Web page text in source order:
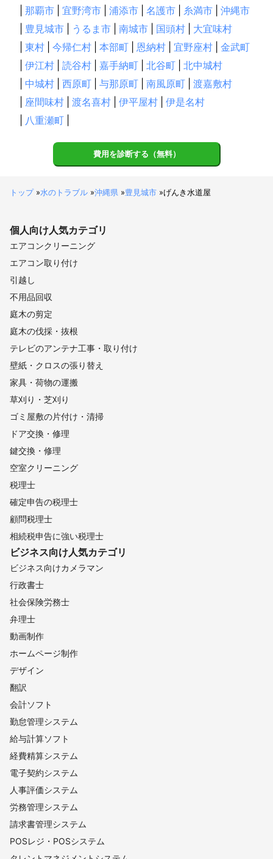
那覇市 宜野湾市 浦添市 名護市 糸満市
沖縄市
豊見城市 うるま市 南城市 国頭村
大宜味村
東村 今帰仁村 本部町 恩納村 宜野座村
金武町
伊江村 読谷村 嘉手納町 北谷町
北中城村
中城村 西原町 与那原町 南風原町
渡嘉敷村
座間味村 渡名喜村 伊平屋村
伊是名村
八重瀬町
費用を診断する（無料）
トップ»水のトラブル »沖縄県 »豊見城市 »げんき水道屋
個人向け人気カテゴリ
エアコンクリーニング
エアコン取り付け
引越し
不用品回収
庭木の剪定
庭木の伐採・抜根
テレビのアンテナ工事・取り付け
壁紙・クロスの張り替え
家具・荷物の運搬
草刈り・芝刈り
ゴミ屋敷の片付け・清掃
ドア交換・修理
鍵交換・修理
空室クリーニング
税理士
確定申告の税理士
顧問税理士
相続税申告に強い税理士
ビジネス向け人気カテゴリ
ビジネス向けカメラマン
行政書士
社会保険労務士
弁理士
動画制作
ホームページ制作
デザイン
翻訳
会計ソフト
勤怠管理システム
給与計算ソフト
経費精算システム
電子契約システム
人事評価システム
労務管理システム
請求書管理システム
POSレジ・POSシステム